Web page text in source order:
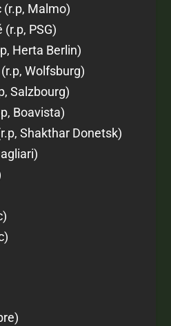
Malmo)
PSG)
Herta Berlin)
Wolfsburg)
Salzbourg)
Boavista)
Shakthar Donetsk)